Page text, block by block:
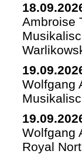
Ambroise
Wolfgang
Wolfgang
Royal